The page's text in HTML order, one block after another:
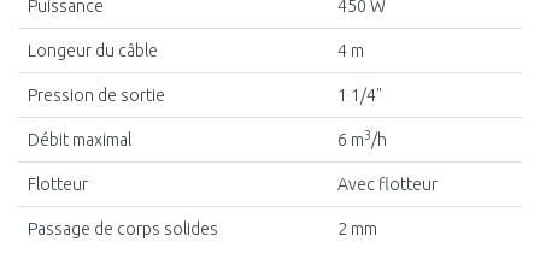
Puissance 450 W
Longeur du câble 4 m
Pression de sortie 1 1/4"
Débit maximal 6 m3/h
Flotteur Avec flotteur
Passage de corps solides 2 mm